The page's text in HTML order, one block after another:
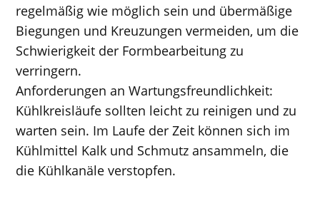
regelmäßig wie möglich sein und übermäßige
Biegungen und Kreuzungen vermeiden, um die
Schwierigkeit der Formbearbeitung zu
verringern.
Anforderungen an Wartungsfreundlichkeit:
Kühlkreisläufe sollten leicht zu reinigen und zu
warten sein. Im Laufe der Zeit können sich im
Kühlmittel Kalk und Schmutz ansammeln, die
die Kühlkanäle verstopfen.